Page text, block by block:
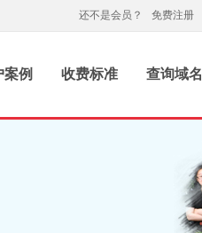
免费注册
还不是会员？
案例 收费标准 查询域名